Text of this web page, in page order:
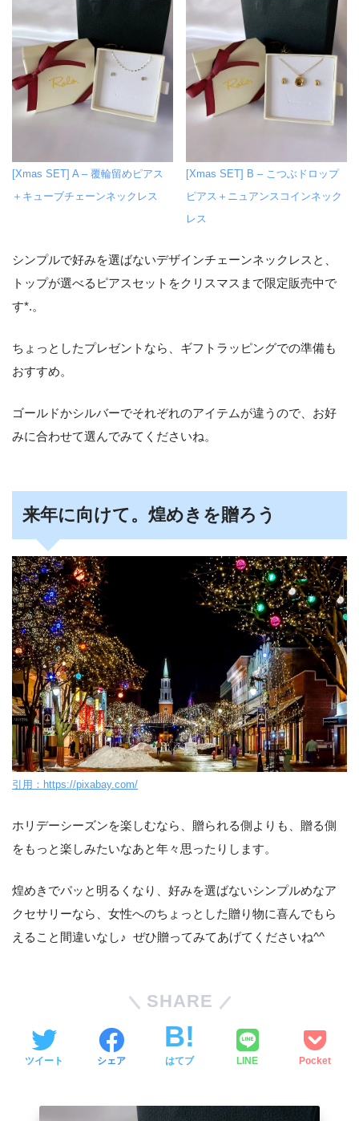
[Xmas SET] A – 覆輪留めピアス
＋キューブチェーンネックレス
[Xmas SET] B – こつぶドロップ
ピアス＋ニュアンスコインネック
レス
シンプルで好みを選ばないデザインチェーンネックレスと、
トップが選べるピアスセットをクリスマスまで限定販売中で
す*.。
ちょっとしたプレゼントなら、ギフトラッピングでの準備も
おすすめ。
ゴールドかシルバーでそれぞれのアイテムが違うので、お好
みに合わせて選んでみてくださいね。
来年に向けて。煌めきを贈ろう
引用：https://pixabay.com/
ホリデーシーズンを楽しむなら、贈られる側よりも、贈る側
をもっと楽しみたいなあと年々思ったりします。
煌めきでパッと明るくなり、好みを選ばないシンプルめなア
クセサリーなら、女性へのちょっとした贈り物に喜んでもら
えること間違いなし♪ ぜひ贈ってみてあげてくださいね^^
SHARE
ツイート シェア はてブ LINE Pocket